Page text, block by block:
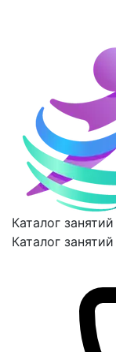
Каталог занятий
Каталог занятий